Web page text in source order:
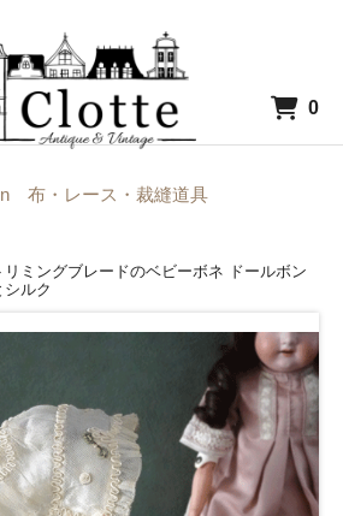
0
布・レース・裁縫道具
ミングブレードのベビーボネ ドールボン
ルク